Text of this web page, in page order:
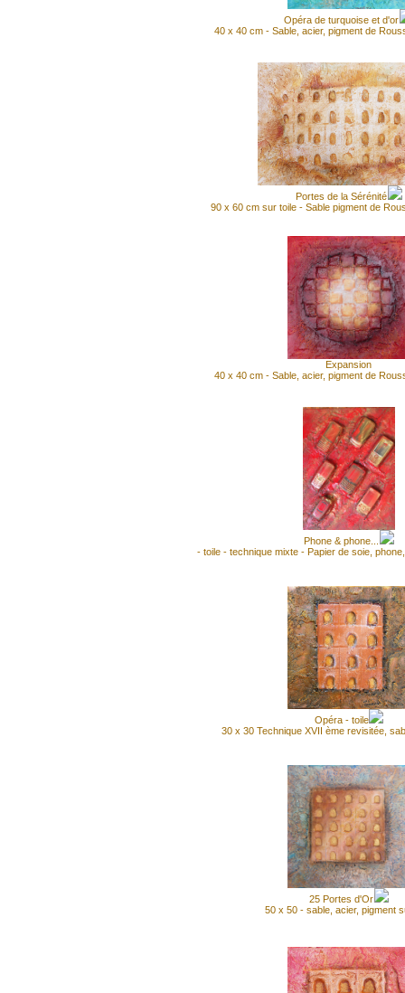
Opéra de turquoise et d'or
40 x 40 cm - Sable, acier, pigment de
Portes de la Sérénité
90 x 60 cm sur toile - Sable pigment de
Expansion
40 x 40 cm - Sable, acier, pigment de
Phone & phone...
- toile - technique mixte - Papier de soie,
Opéra - toile
30 x 30 Technique XVII ème revisitée,
25 Portes d'Or
50 x 50 - sable, acier, pigment